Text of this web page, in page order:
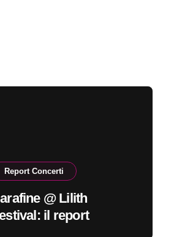
Report Concerti
@ Lilith
il report